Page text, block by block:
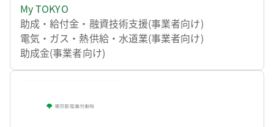
My TOKYO
助成・給付金・融資技術支援(事業者向け)
電気・ガス・熱供給・水道業(事業者向け)
助成金(事業者向け)